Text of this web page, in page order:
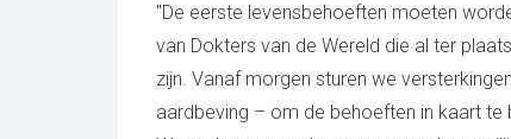
"De eerste levensbehoeften moeten
van Dokters van de Wereld die al ter
zijn. Vanaf morgen sturen we
aardbeving – om de behoeften in kaart te